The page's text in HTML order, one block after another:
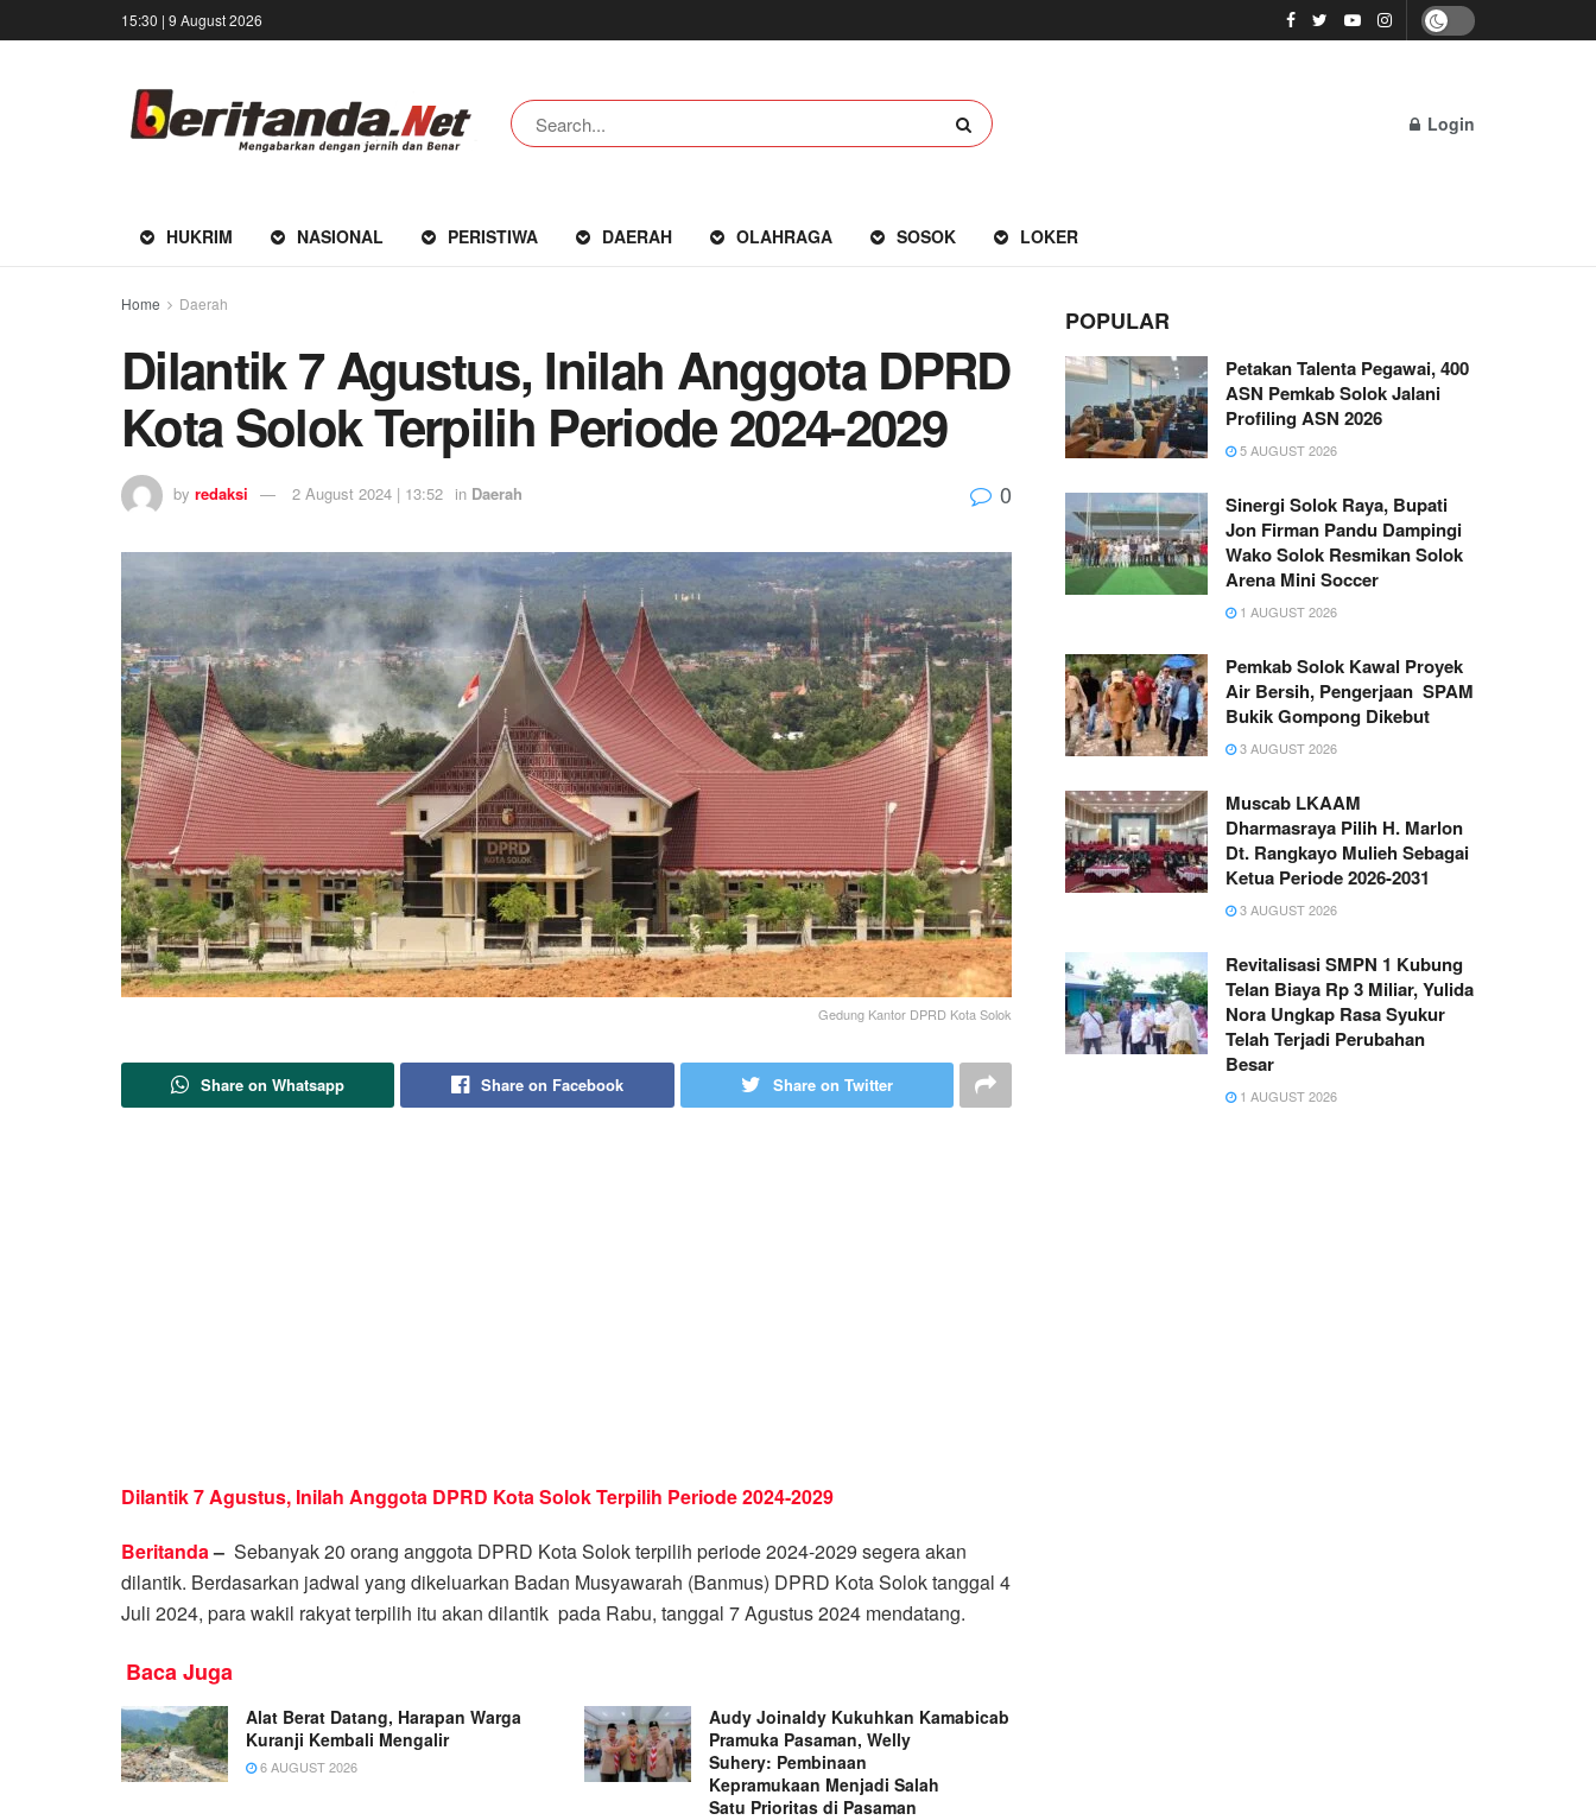
15:30 | 9 August 2026
Login
HUKRIM NASIONAL PERISTIWA DAERAH OLAHRAGA SOSOK LOKER
Home Daerah
Dilantik 7 Agustus, Inilah Anggota DPRD
Kota Solok Terpilih Periode 2024-2029
by redaksi 2 August 2024 | 13:52 in Daerah 0
Gedung Kantor DPRD Kota Solok
Share on Whatsapp Share on Facebook Share on Twitter
Dilantik 7 Agustus, Inilah Anggota DPRD Kota Solok Terpilih Periode 2024-2029
Beritanda– Sebanyak 20 orang anggota DPRD Kota Solok terpilih periode 2024-2029 segera akan
dilantik. Berdasarkan jadwal yang dikeluarkan Badan Musyawarah (Banmus) DPRD Kota Solok tanggal 4
Juli 2024, para wakil rakyat terpilih itu akan dilantik pada Rabu, tanggal 7 Agustus 2024 mendatang.
Baca Juga
Alat Berat Datang, Harapan Warga
Kuranji Kembali Mengalir
6 AUGUST 2026
Audy Joinaldy Kukuhkan Kamabicab
Pramuka Pasaman, Welly
Suhery: Pembinaan
Kepramukaan Menjadi Salah
Satu Prioritas di Pasaman
POPULAR
Petakan Talenta Pegawai, 400
ASN Pemkab Solok Jalani
Profiling ASN 2026
5 AUGUST 2026
Sinergi Solok Raya, Bupati
Jon Firman Pandu Dampingi
Wako Solok Resmikan Solok
Arena Mini Soccer
1 AUGUST 2026
Pemkab Solok Kawal Proyek
Air Bersih, Pengerjaan SPAM
Bukik Gompong Dikebut
3 AUGUST 2026
Muscab LKAAM
Dharmasraya Pilih H. Marlon
Dt. Rangkayo Mulieh Sebagai
Ketua Periode 2026-2031
3 AUGUST 2026
Revitalisasi SMPN 1 Kubung
Telan Biaya Rp 3 Miliar, Yulida
Nora Ungkap Rasa Syukur
Telah Terjadi Perubahan
Besar
1 AUGUST 2026